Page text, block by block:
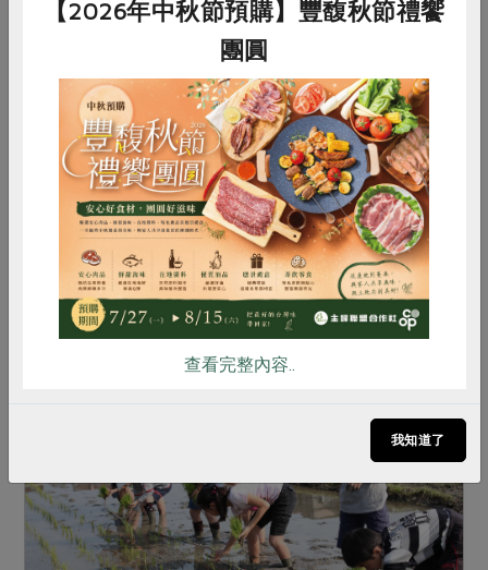
2013-04-05 親子食育
綠繪本 打開環教與食育之窗
今年，主婦聯盟台中分會受邀的環境教育宣導講題
中，「兒童環教的新視野─綠繪本的運用」占了相
當高的比例。二○一一年基金會開始以「綠繪本」
發展兒童環教教案與活動，其實是從主婦聯盟長期
以來持續關心的「飲...
惜食 RPET 食譜 減硝酸鹽
雞蛋 食安 共同購買
【2026年中秋節預購】豐馥秋節禮饗
團圓
查看完整內容..
我知道了